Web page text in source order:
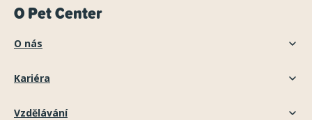
O Pet Center
O nás
Kariéra
Vzdělávání